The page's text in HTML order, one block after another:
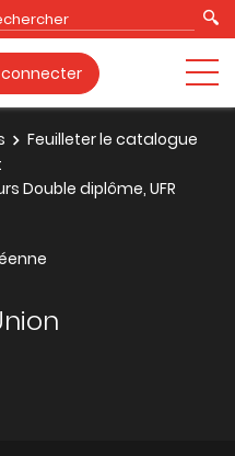
connecter
Feuilleter le catalogue
Double diplôme, UFR